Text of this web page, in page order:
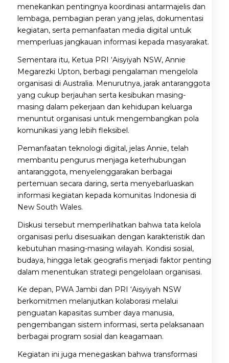
menekankan pentingnya koordinasi antarmajelis dan
lembaga, pembagian peran yang jelas, dokumentasi
kegiatan, serta pemanfaatan media digital untuk
memperluas jangkauan informasi kepada masyarakat.
Sementara itu, Ketua PRI ‘Aisyiyah NSW, Annie
Megarezki Upton, berbagi pengalaman mengelola
organisasi di Australia. Menurutnya, jarak antaranggota
yang cukup berjauhan serta kesibukan masing-
masing dalam pekerjaan dan kehidupan keluarga
menuntut organisasi untuk mengembangkan pola
komunikasi yang lebih fleksibel.
Pemanfaatan teknologi digital, jelas Annie, telah
membantu pengurus menjaga keterhubungan
antaranggota, menyelenggarakan berbagai
pertemuan secara daring, serta menyebarluaskan
informasi kegiatan kepada komunitas Indonesia di
New South Wales.
Diskusi tersebut memperlihatkan bahwa tata kelola
organisasi perlu disesuaikan dengan karakteristik dan
kebutuhan masing-masing wilayah. Kondisi sosial,
budaya, hingga letak geografis menjadi faktor penting
dalam menentukan strategi pengelolaan organisasi.
Ke depan, PWA Jambi dan PRI ‘Aisyiyah NSW
berkomitmen melanjutkan kolaborasi melalui
penguatan kapasitas sumber daya manusia,
pengembangan sistem informasi, serta pelaksanaan
berbagai program sosial dan keagamaan.
Kegiatan ini juga menegaskan bahwa transformasi